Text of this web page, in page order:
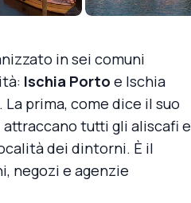
in sei comuni
Ischia Porto e Ischia
prima, come dice il suo
tutti gli aliscafi e
dei dintorni. È il
negozi e agenzie